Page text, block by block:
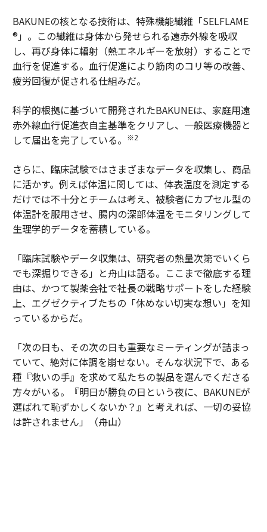
BAKUNEの核となる技術は、特殊機能繊維「SELFLAME
®」。この繊維は身体から発せられる遠赤外線を吸収
し、再び身体に輻射（熱エネルギーを放射）することで
血行を促進する。血行促進により筋肉のコリ等の改善、
疲労回復が促される仕組みだ。
科学的根拠に基づいて開発されたBAKUNEは、家庭用遠
赤外線血行促進衣自主基準をクリアし、一般医療機器と
して届出を完了している。
※2
さらに、臨床試験ではさまざまなデータを収集し、商品
に活かす。例えば体温に関しては、体表温度を測定する
だけでは不十分とチームは考え、被験者にカプセル型の
体温計を服用させ、腸内の深部体温をモニタリングして
生理学的データを蓄積している。
「臨床試験やデータ収集は、研究者の熱量次第でいくら
でも深掘りできる」と舟山は語る。ここまで徹底する理
由は、かつて製薬会社で社長の戦略サポートをした経験
上、エグゼクティブたちの「休めない切実な想い」を知
っているからだ。
「次の日も、その次の日も重要なミーティングが詰まっ
ていて、絶対に体調を崩せない。そんな状況下で、ある
種『救いの手』を求めて私たちの製品を選んでくださる
方々がいる。『明日が勝負の日という夜に、BAKUNEが
選ばれて恥ずかしくないか？』と考えれば、一切の妥協
は許されません」（舟山）